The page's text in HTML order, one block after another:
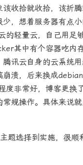
收拾就收拾，该折
，想着服务器有点
的轻量云，自己用足
其中有个容器吃内
讯云自身的云系统
溃，后来换成
度非常好，博客更换
规操作。具体来说
题选择到实施，很